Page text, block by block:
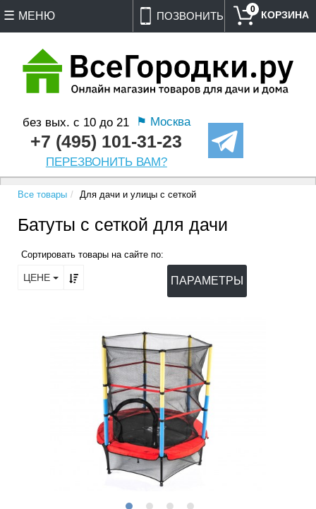
ПОЗВОНИТЬ
без вых. с 10 до 21 ⚑ Москва
+7 (495) 101-31-23
ПЕРЕЗВОНИТЬ ВАМ?
0
МЕНЮ
Все товары Для дачи и улицы с сеткой
Батуты с сеткой для дачи
Сортировать товары на сайте по:
ЦЕНЕ ПАРАМЕТРЫ